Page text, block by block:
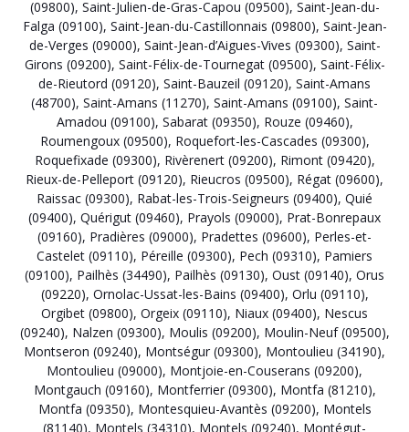
(09800), Saint-Julien-de-Gras-Capou (09500), Saint-Jean-du-
Falga (09100), Saint-Jean-du-Castillonnais (09800), Saint-Jean-
de-Verges (09000), Saint-Jean-d’Aigues-Vives (09300), Saint-
Girons (09200), Saint-Félix-de-Tournegat (09500), Saint-Félix-
de-Rieutord (09120), Saint-Bauzeil (09120), Saint-Amans
(48700), Saint-Amans (11270), Saint-Amans (09100), Saint-
Amadou (09100), Sabarat (09350), Rouze (09460),
Roumengoux (09500), Roquefort-les-Cascades (09300),
Roquefixade (09300), Rivèrenert (09200), Rimont (09420),
Rieux-de-Pelleport (09120), Rieucros (09500), Régat (09600),
Raissac (09300), Rabat-les-Trois-Seigneurs (09400), Quié
(09400), Quérigut (09460), Prayols (09000), Prat-Bonrepaux
(09160), Pradières (09000), Pradettes (09600), Perles-et-
Castelet (09110), Péreille (09300), Pech (09310), Pamiers
(09100), Pailhès (34490), Pailhès (09130), Oust (09140), Orus
(09220), Ornolac-Ussat-les-Bains (09400), Orlu (09110),
Orgibet (09800), Orgeix (09110), Niaux (09400), Nescus
(09240), Nalzen (09300), Moulis (09200), Moulin-Neuf (09500),
Montseron (09240), Montségur (09300), Montoulieu (34190),
Montoulieu (09000), Montjoie-en-Couserans (09200),
Montgauch (09160), Montferrier (09300), Montfa (81210),
Montfa (09350), Montesquieu-Avantès (09200), Montels
(81140), Montels (34310), Montels (09240), Montégut-